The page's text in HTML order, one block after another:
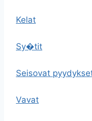
Kelat
Sy�tit
Seisovat
Vavat